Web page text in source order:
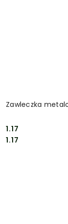
Zawleczka
Cena:
1.17
Cena:
1.17